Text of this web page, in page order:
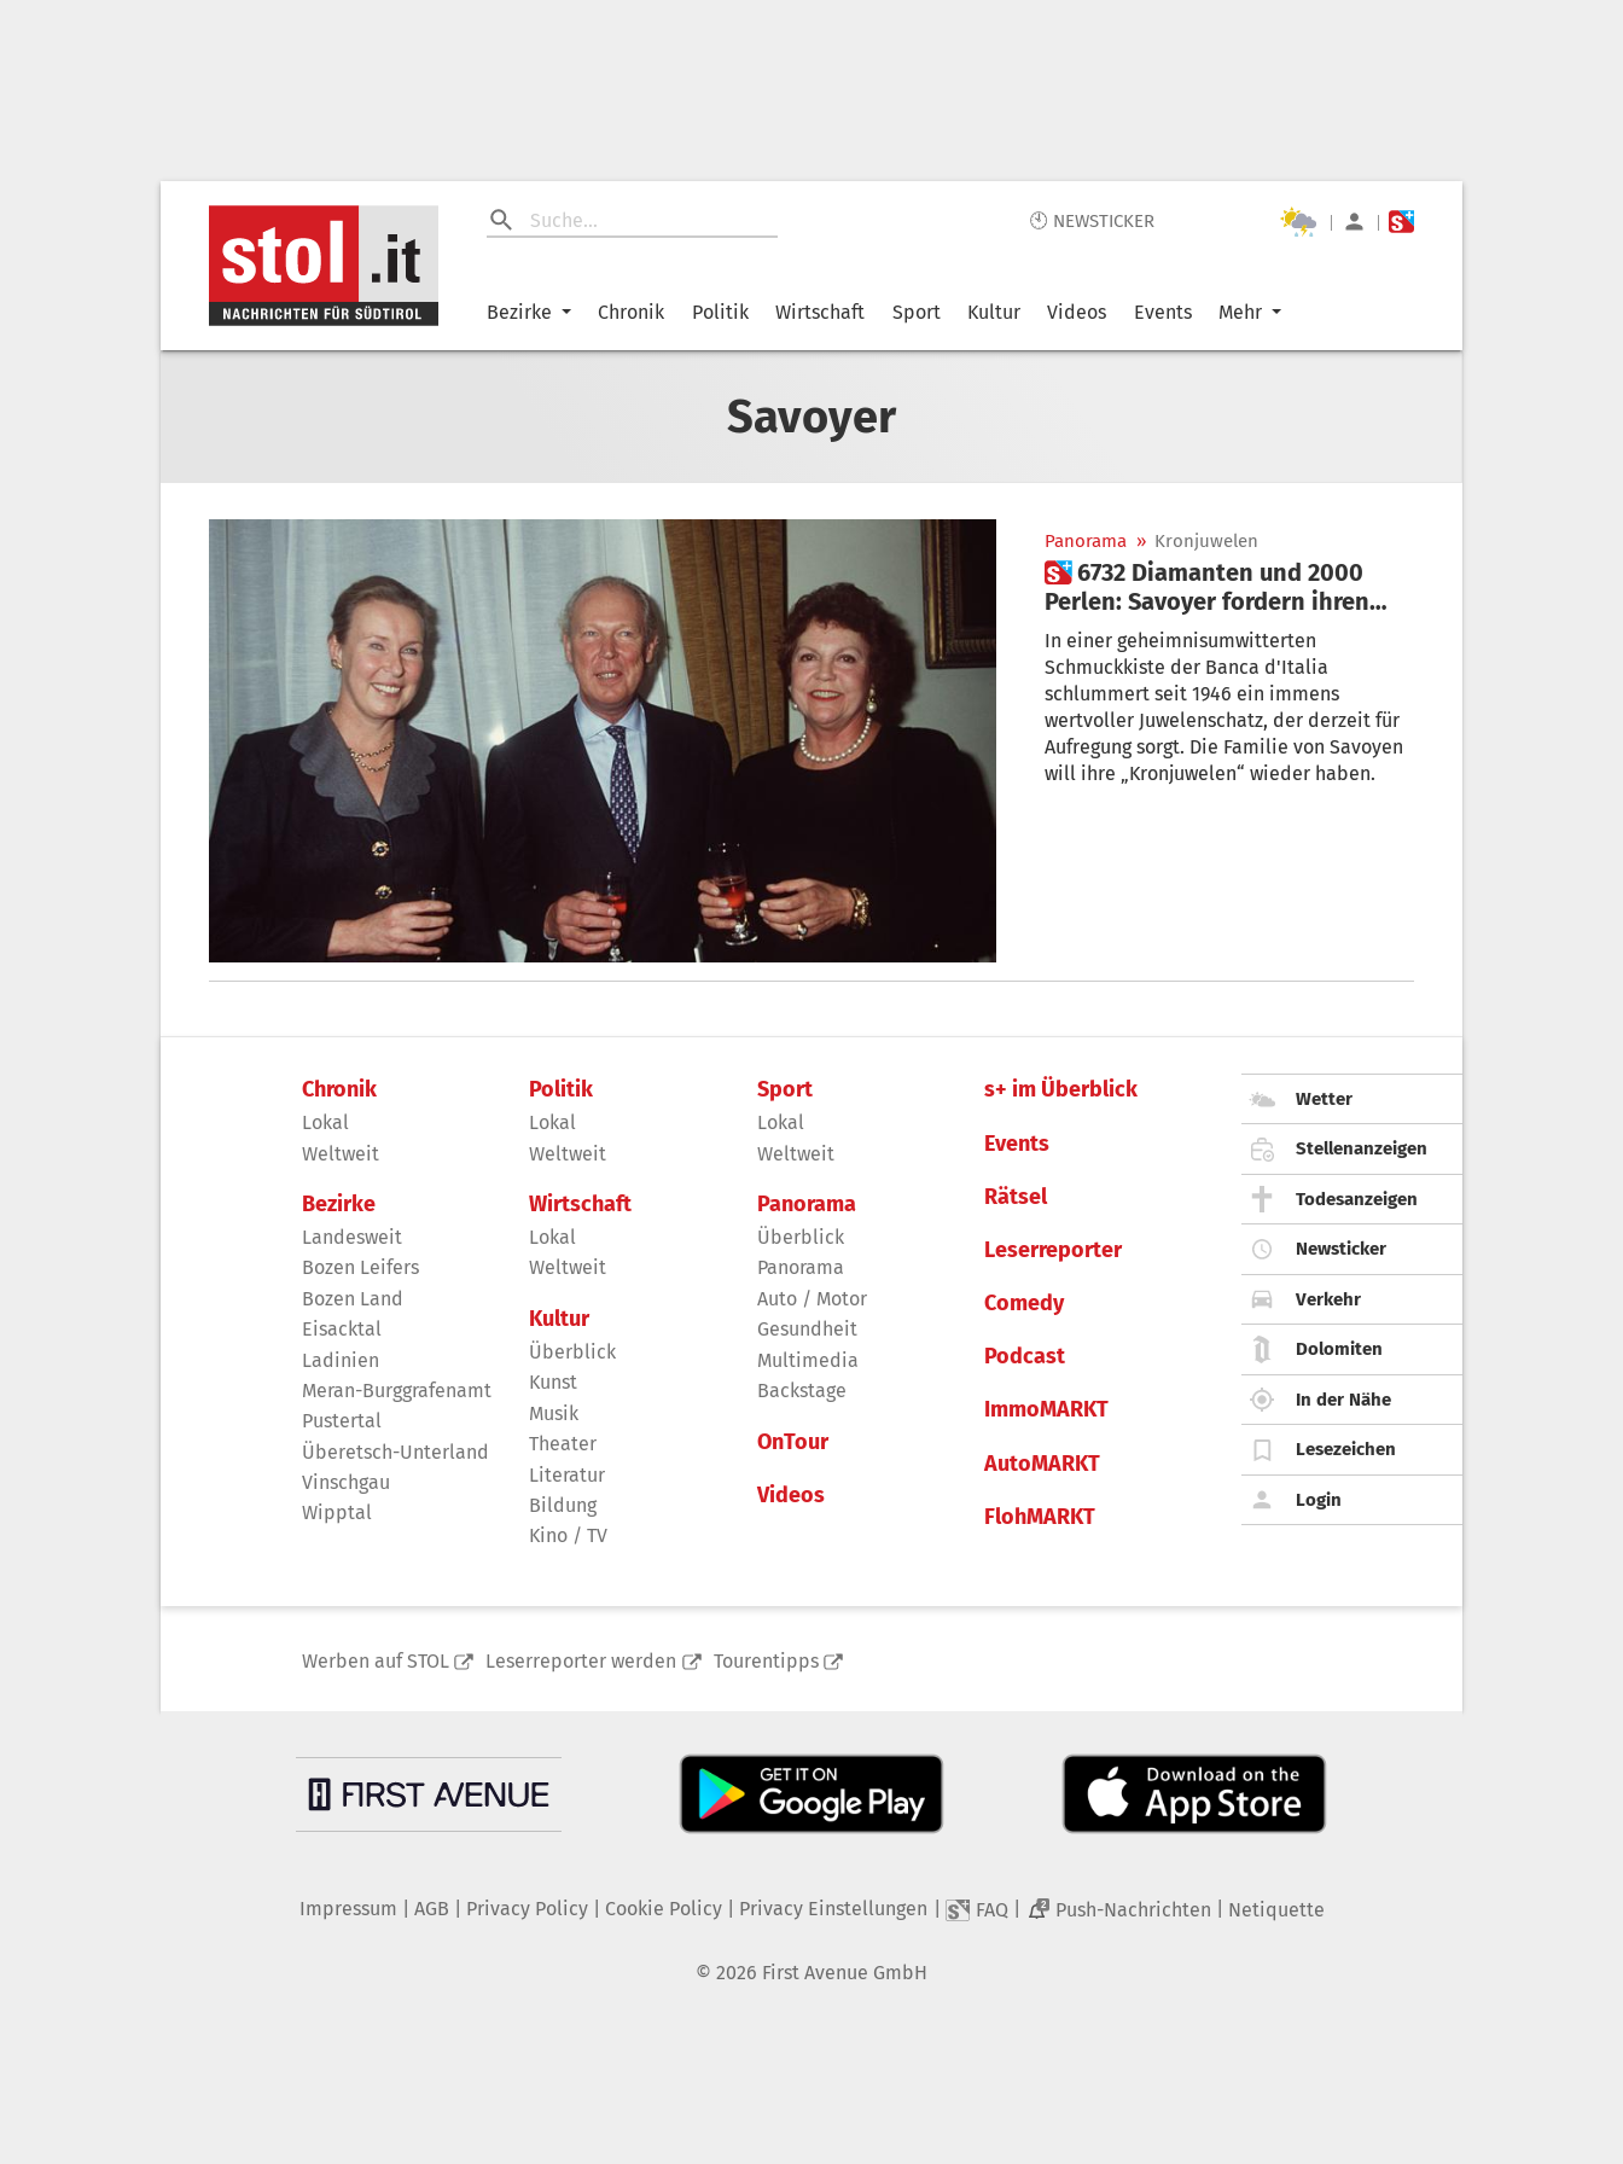
🕙 NEWSTICKER | |
Bezirke Chronik Politik Wirtschaft Sport Kultur Videos Events Mehr
Savoyer
Panorama » Kronjuwelen
 6732 Diamanten und 2000
Perlen: Savoyer fordern ihren
„Schatz“ zurück
In einer geheimnisumwitterten
Schmuckkiste der Banca d'Italia
schlummert seit 1946 ein immens
wertvoller Juwelenschatz, der derzeit für
Aufregung sorgt. Die Familie von Savoyen
will ihre „Kronjuwelen“ wieder haben.
Chronik
Lokal
Weltweit
Bezirke
Landesweit
Bozen Leifers
Bozen Land
Eisacktal
Ladinien
Meran-Burggrafenamt
Pustertal
Überetsch-Unterland
Vinschgau
Wipptal
Politik
Lokal
Weltweit
Wirtschaft
Lokal
Weltweit
Kultur
Überblick
Kunst
Musik
Theater
Literatur
Bildung
Kino / TV
Sport
Lokal
Weltweit
Panorama
Überblick
Panorama
Auto / Motor
Gesundheit
Multimedia
Backstage
OnTour
Videos
s+ im Überblick
Events
Rätsel
Leserreporter
Comedy
Podcast
ImmoMARKT
AutoMARKT
FlohMARKT
Wetter
Stellenanzeigen
Todesanzeigen
Newsticker
Verkehr
Dolomiten
In der Nähe
Lesezeichen
Login
Werben auf STOL Leserreporter werden Tourentipps
Impressum AGB Privacy Policy| Cookie Policy| Privacy Einstellungen FAQ 2 Push-Nachrichten Netiquette
© 2026 First Avenue GmbH